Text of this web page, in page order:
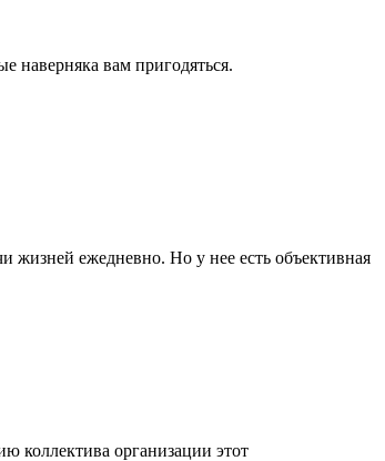
наверняка вам пригодяться.
жизней ежедневно. Но у нее есть объективная
коллектива организации этот